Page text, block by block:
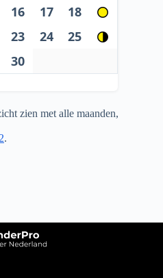
16 17
18
23 24
25
30
zien met alle maanden,
.